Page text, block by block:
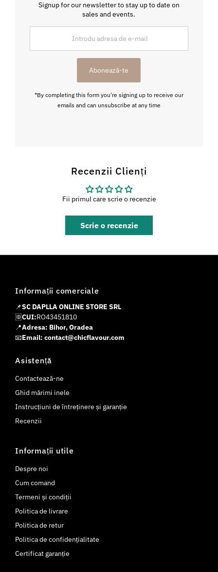
Signup for our newsletter to stay up to date on
sales and events.
de
Abonează-te
*By completing this form you're signing up to receive our
emails and can unsubscribe at any time
Recenzii Clienți
Fii primul care scrie o recenzie
Scrie o recenzie
Informații comerciale
📌SC DAPLLA ONLINE STORE SRL
🆔CUI:RO43451810
📍Adresa: Bihor, Oradea
📧Email: contact@chicflavour.com
Asistență
Contactează-ne
Ghid mărimi inele
Instrucțiuni de întreținere și garanție
Recenzii
Informații utile
Despre noi
Cum comand
Termeni și condiții
Politica de livrare
Politica de retur
Politica de confidențialitate
Certificat garanție